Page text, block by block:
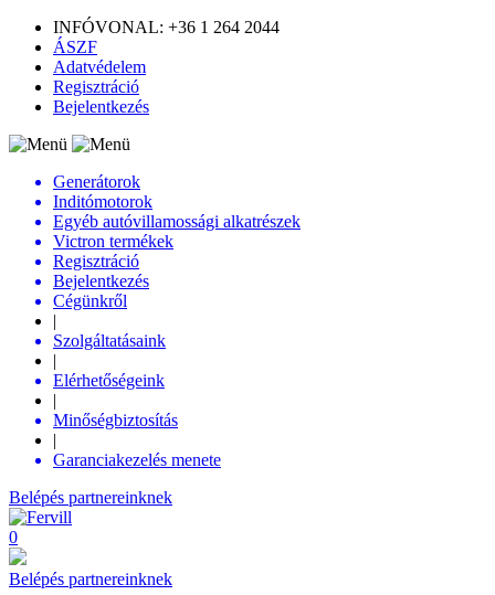
INFÓVONAL: +36 1 264 2044
ÁSZF
Adatvédelem
Regisztráció
Bejelentkezés
Generátorok
Inditómotorok
Egyéb autóvillamossági alkatrészek
Victron termékek
Regisztráció
Bejelentkezés
Cégünkről
|
Szolgáltatásaink
|
Elérhetőségeink
|
Minőségbiztosítás
|
Garanciakezelés menete
Belépés partnereinknek
0
Belépés partnereinknek